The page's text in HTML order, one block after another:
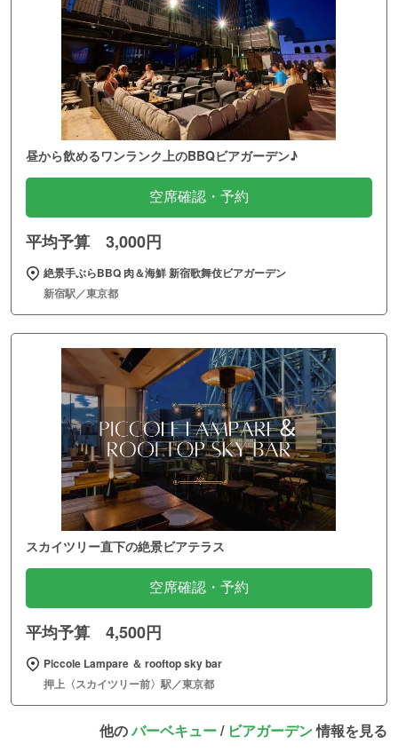
昼から飲めるワンランク上のBBQビアガーデン♪
空席確認・予約
平均予算 3,000円
絶景手ぶらBBQ 肉＆海鮮 新宿歌舞伎ビアガーデン
新宿駅／東京都
スカイツリー直下の絶景ビアテラス
空席確認・予約
平均予算 4,500円
Piccole Lampare ＆ rooftop sky bar
押上〈スカイツリー前〉駅／東京都
他のバーベキュー/ ビアガーデン情報を見る